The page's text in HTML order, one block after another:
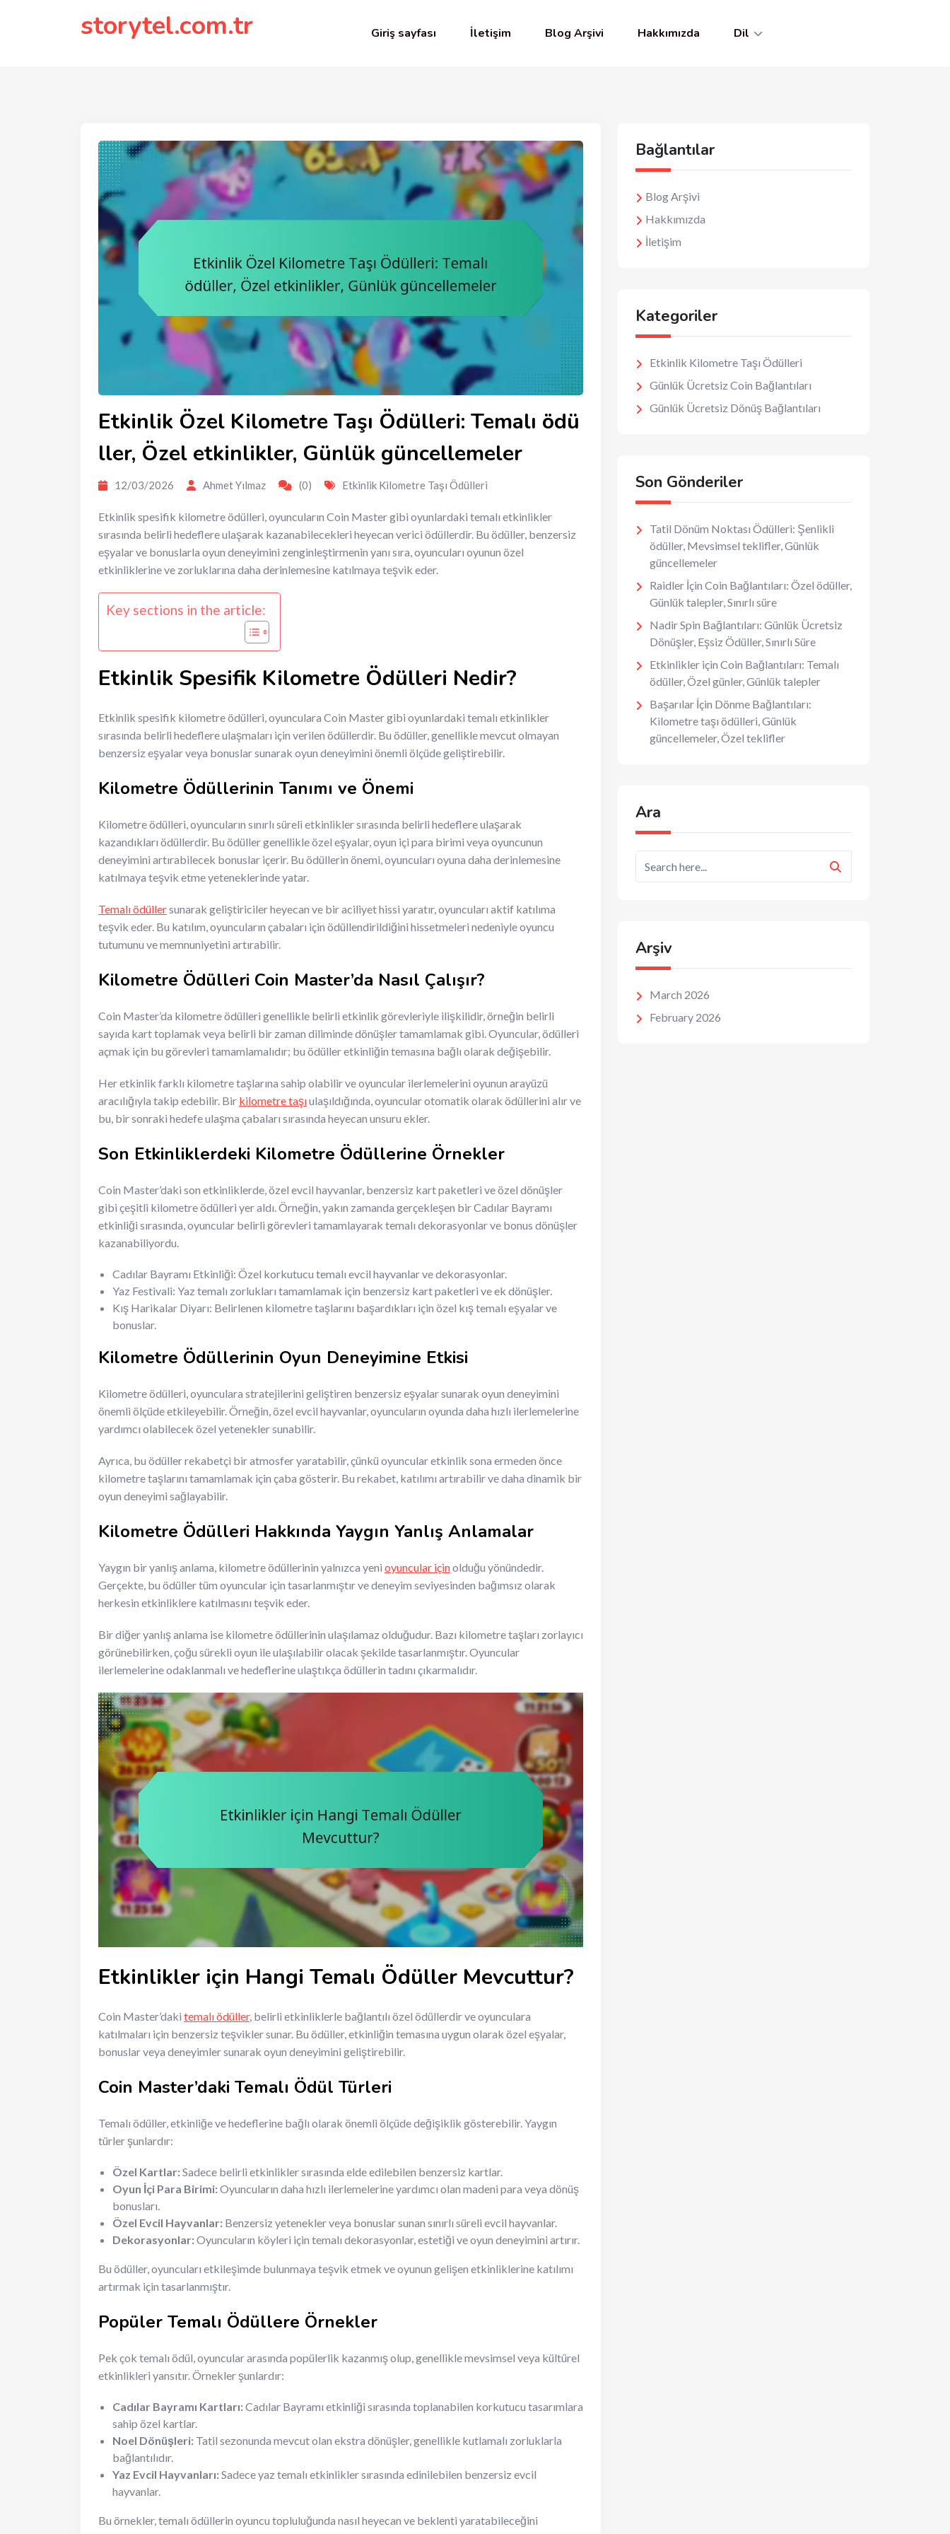
storytel.com.tr Giriş sayfası İletişim Blog Arşivi Hakkımızda Dil
Etkinlik Özel Kilometre Taşı Ödülleri: Temalı ödü
ller, Özel etkinlikler, Günlük güncellemeler
12/03/2026 Ahmet Yılmaz (0) Etkinlik Kilometre Taşı Ödülleri
Etkinlik spesifik kilometre ödülleri, oyuncuların Coin Master gibi oyunlardaki temalı etkinlikler
sırasında belirli hedeflere ulaşarak kazanabilecekleri heyecan verici ödüllerdir. Bu ödüller, benzersiz
eşyalar ve bonuslarla oyun deneyimini zenginleştirmenin yanı sıra, oyuncuları oyunun özel
etkinliklerine ve zorluklarına daha derinlemesine katılmaya teşvik eder.
Key sections in the article:
Etkinlik Spesifik Kilometre Ödülleri Nedir?
Etkinlik spesifik kilometre ödülleri, oyunculara Coin Master gibi oyunlardaki temalı etkinlikler
sırasında belirli hedeflere ulaşmaları için verilen ödüllerdir. Bu ödüller, genellikle mevcut olmayan
benzersiz eşyalar veya bonuslar sunarak oyun deneyimini önemli ölçüde geliştirebilir.
Kilometre Ödüllerinin Tanımı ve Önemi
Kilometre ödülleri, oyuncuların sınırlı süreli etkinlikler sırasında belirli hedeflere ulaşarak
kazandıkları ödüllerdir. Bu ödüller genellikle özel eşyalar, oyun içi para birimi veya oyuncunun
deneyimini artırabilecek bonuslar içerir. Bu ödüllerin önemi, oyuncuları oyuna daha derinlemesine
katılmaya teşvik etme yeteneklerinde yatar.
Temalı ödüllersunarak geliştiriciler heyecan ve bir aciliyet hissi yaratır, oyuncuları aktif katılıma
teşvik eder. Bu katılım, oyuncuların çabaları için ödüllendirildiğini hissetmeleri nedeniyle oyuncu
tutumunu ve memnuniyetini artırabilir.
Kilometre Ödülleri Coin Master’da Nasıl Çalışır?
Coin Master’da kilometre ödülleri genellikle belirli etkinlik görevleriyle ilişkilidir, örneğin belirli
sayıda kart toplamak veya belirli bir zaman diliminde dönüşler tamamlamak gibi. Oyuncular, ödülleri
açmak için bu görevleri tamamlamalıdır; bu ödüller etkinliğin temasına bağlı olarak değişebilir.
Her etkinlik farklı kilometre taşlarına sahip olabilir ve oyuncular ilerlemelerini oyunun arayüzü
aracılığıyla takip edebilir. Bir kilometre taşıulaşıldığında, oyuncular otomatik olarak ödüllerini alır ve
bu, bir sonraki hedefe ulaşma çabaları sırasında heyecan unsuru ekler.
Son Etkinliklerdeki Kilometre Ödüllerine Örnekler
Coin Master’daki son etkinliklerde, özel evcil hayvanlar, benzersiz kart paketleri ve özel dönüşler
gibi çeşitli kilometre ödülleri yer aldı. Örneğin, yakın zamanda gerçekleşen bir Cadılar Bayramı
etkinliği sırasında, oyuncular belirli görevleri tamamlayarak temalı dekorasyonlar ve bonus dönüşler
kazanabiliyordu.
Cadılar Bayramı Etkinliği: Özel korkutucu temalı evcil hayvanlar ve dekorasyonlar.
Yaz Festivali: Yaz temalı zorlukları tamamlamak için benzersiz kart paketleri ve ek dönüşler.
Kış Harikalar Diyarı: Belirlenen kilometre taşlarını başardıkları için özel kış temalı eşyalar ve
bonuslar.
Kilometre Ödüllerinin Oyun Deneyimine Etkisi
Kilometre ödülleri, oyunculara stratejilerini geliştiren benzersiz eşyalar sunarak oyun deneyimini
önemli ölçüde etkileyebilir. Örneğin, özel evcil hayvanlar, oyuncuların oyunda daha hızlı ilerlemelerine
yardımcı olabilecek özel yetenekler sunabilir.
Ayrıca, bu ödüller rekabetçi bir atmosfer yaratabilir, çünkü oyuncular etkinlik sona ermeden önce
kilometre taşlarını tamamlamak için çaba gösterir. Bu rekabet, katılımı artırabilir ve daha dinamik bir
oyun deneyimi sağlayabilir.
Kilometre Ödülleri Hakkında Yaygın Yanlış Anlamalar
Yaygın bir yanlış anlama, kilometre ödüllerinin yalnızca yeni oyuncular içinolduğu yönündedir.
Gerçekte, bu ödüller tüm oyuncular için tasarlanmıştır ve deneyim seviyesinden bağımsız olarak
herkesin etkinliklere katılmasını teşvik eder.
Bir diğer yanlış anlama ise kilometre ödüllerinin ulaşılamaz olduğudur. Bazı kilometre taşları zorlayıcı
görünebilirken, çoğu sürekli oyun ile ulaşılabilir olacak şekilde tasarlanmıştır. Oyuncular
ilerlemelerine odaklanmalı ve hedeflerine ulaştıkça ödüllerin tadını çıkarmalıdır.
Etkinlikler için Hangi Temalı Ödüller Mevcuttur?
Coin Master’daki temalı ödüller, belirli etkinliklerle bağlantılı özel ödüllerdir ve oyunculara
katılmaları için benzersiz teşvikler sunar. Bu ödüller, etkinliğin temasına uygun olarak özel eşyalar,
bonuslar veya deneyimler sunarak oyun deneyimini geliştirebilir.
Coin Master’daki Temalı Ödül Türleri
Temalı ödüller, etkinliğe ve hedeflerine bağlı olarak önemli ölçüde değişiklik gösterebilir. Yaygın
türler şunlardır:
Özel Kartlar:Sadece belirli etkinlikler sırasında elde edilebilen benzersiz kartlar.
Oyun İçi Para Birimi:Oyuncuların daha hızlı ilerlemelerine yardımcı olan madeni para veya dönüş
bonusları.
Özel Evcil Hayvanlar: Benzersiz yetenekler veya bonuslar sunan sınırlı süreli evcil hayvanlar.
Dekorasyonlar:Oyuncuların köyleri için temalı dekorasyonlar, estetiği ve oyun deneyimini artırır.
Bu ödüller, oyuncuları etkileşimde bulunmaya teşvik etmek ve oyunun gelişen etkinliklerine katılımı
artırmak için tasarlanmıştır.
Popüler Temalı Ödüllere Örnekler
Pek çok temalı ödül, oyuncular arasında popülerlik kazanmış olup, genellikle mevsimsel veya kültürel
etkinlikleri yansıtır. Örnekler şunlardır:
Cadılar Bayramı Kartları:Cadılar Bayramı etkinliği sırasında toplanabilen korkutucu tasarımlara
sahip özel kartlar.
Noel Dönüşleri: Tatil sezonunda mevcut olan ekstra dönüşler, genellikle kutlamalı zorluklarla
bağlantılıdır.
Yaz Evcil Hayvanları:Sadece yaz temalı etkinlikler sırasında edinilebilen benzersiz evcil
hayvanlar.
Bu örnekler, temalı ödüllerin oyuncu topluluğunda nasıl heyecan ve beklenti yaratabileceğini
Bağlantılar
Blog Arşivi
Hakkımızda
İletişim
Kategoriler
Etkinlik Kilometre Taşı Ödülleri
Günlük Ücretsiz Coin Bağlantıları
Günlük Ücretsiz Dönüş Bağlantıları
Son Gönderiler
Tatil Dönüm Noktası Ödülleri: Şenlikli
ödüller, Mevsimsel teklifler, Günlük
güncellemeler
Raidler İçin Coin Bağlantıları: Özel ödüller,
Günlük talepler, Sınırlı süre
Nadir Spin Bağlantıları: Günlük Ücretsiz
Dönüşler, Eşsiz Ödüller, Sınırlı Süre
Etkinlikler için Coin Bağlantıları: Temalı
ödüller, Özel günler, Günlük talepler
Başarılar İçin Dönme Bağlantıları:
Kilometre taşı ödülleri, Günlük
güncellemeler, Özel teklifler
Ara
Arşiv
March 2026
February 2026